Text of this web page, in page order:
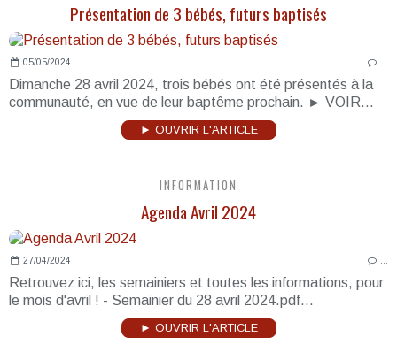
Présentation de 3 bébés, futurs baptisés
05/05/2024
Dimanche 28 avril 2024, trois bébés ont été présentés à la
communauté, en vue de leur baptême prochain. ► VOIR...
► OUVRIR L'ARTICLE
INFORMATION
Agenda Avril 2024
27/04/2024
Retrouvez ici, les semainiers et toutes les informations, pour
le mois d'avril ! - Semainier du 28 avril 2024.pdf...
► OUVRIR L'ARTICLE